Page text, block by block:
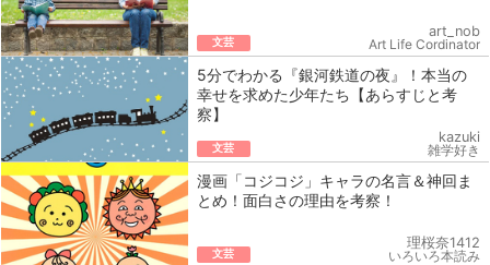
文芸
art_nob
Art Life Cordinator
5分でわかる『銀河鉄道の夜』！本当の
幸せを求めた少年たち【あらすじと考
察】
文芸
kazuki
雑学好き
漫画「コジコジ」キャラの名言＆神回ま
とめ！面白さの理由を考察！
文芸
理桜奈1412
いろいろ本読み